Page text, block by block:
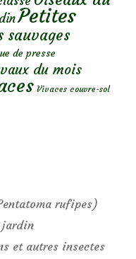
Petites
sauvages
de presse
du mois
Vivaces couvre-sol
rufipes)
jardin
et autres insectes